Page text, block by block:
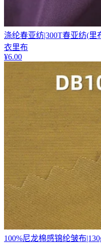
涤纶春亚纺|300T春亚纺(里
衣里布
¥6.00
100%尼龙棉感锦纶皱布